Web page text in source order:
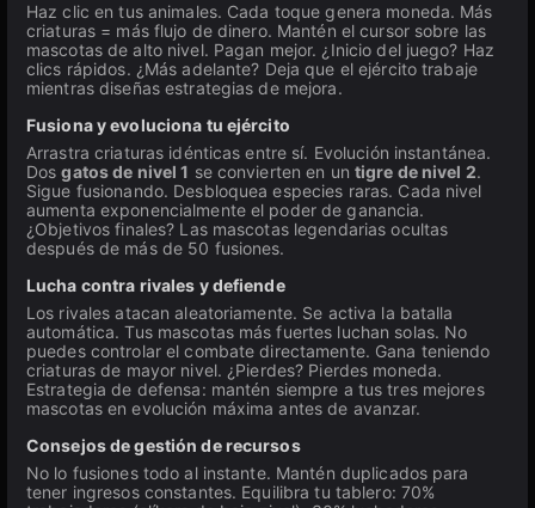
Haz clic en tus animales. Cada toque genera moneda. Más
criaturas = más flujo de dinero. Mantén el cursor sobre las
mascotas de alto nivel. Pagan mejor. ¿Inicio del juego? Haz
clics rápidos. ¿Más adelante? Deja que el ejército trabaje
mientras diseñas estrategias de mejora.
Fusiona y evoluciona tu ejército
Arrastra criaturas idénticas entre sí. Evolución instantánea.
Dosgatos de nivel 1 se convierten en un tigre de nivel 2.
Sigue fusionando. Desbloquea especies raras. Cada nivel
aumenta exponencialmente el poder de ganancia.
¿Objetivos finales? Las mascotas legendarias ocultas
después de más de 50 fusiones.
Lucha contra rivales y defiende
Los rivales atacan aleatoriamente. Se activa la batalla
automática. Tus mascotas más fuertes luchan solas. No
puedes controlar el combate directamente. Gana teniendo
criaturas de mayor nivel. ¿Pierdes? Pierdes moneda.
Estrategia de defensa: mantén siempre a tus tres mejores
mascotas en evolución máxima antes de avanzar.
Consejos de gestión de recursos
No lo fusiones todo al instante. Mantén duplicados para
tener ingresos constantes. Equilibra tu tablero: 70%